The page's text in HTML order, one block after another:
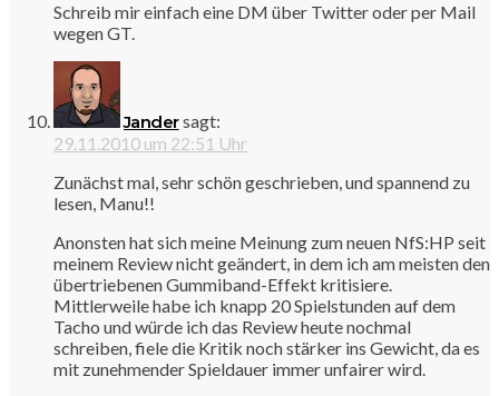
Schreib mir einfach eine DM über Twitter oder per Mail
wegen GT.
Jandersagt:
29.11.2010 um 22:51 Uhr
Zunächst mal, sehr schön geschrieben, und spannend zu
lesen, Manu!!
Anonsten hat sich meine Meinung zum neuen NfS:HP seit
meinem Review nicht geändert, in dem ich am meisten den
übertriebenen Gummiband-Effekt kritisiere.
Mittlerweile habe ich knapp 20 Spielstunden auf dem
Tacho und würde ich das Review heute nochmal
schreiben, fiele die Kritik noch stärker ins Gewicht, da es
mit zunehmender Spieldauer immer unfairer wird.